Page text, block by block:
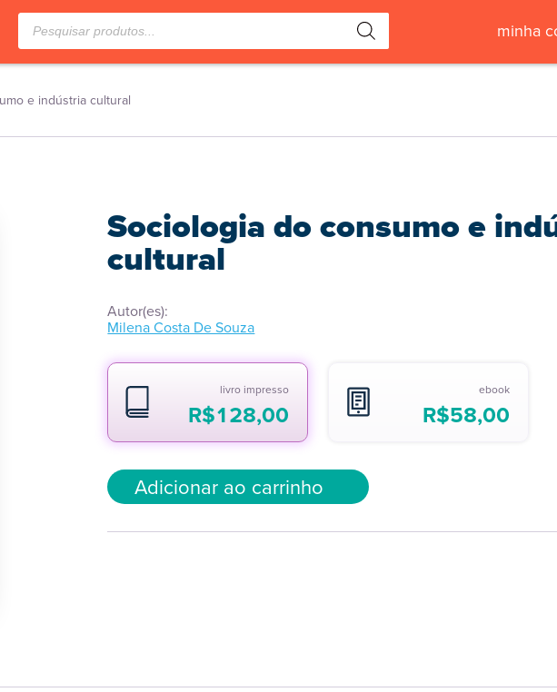
Pesquisar
produtos
minha
e indústria cultural
Sociologia do consumo e
cultural
Autor(es):
Milena Costa De Souza
livro impresso
R$128,00
ebook
R$58,00
Adicionar ao carrinho